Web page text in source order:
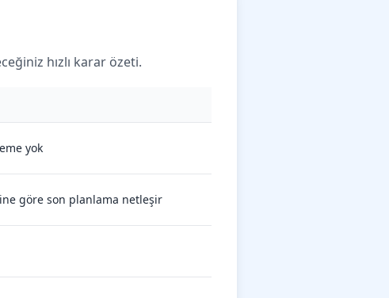
hızlı karar özeti.
yok
göre son planlama netleşir